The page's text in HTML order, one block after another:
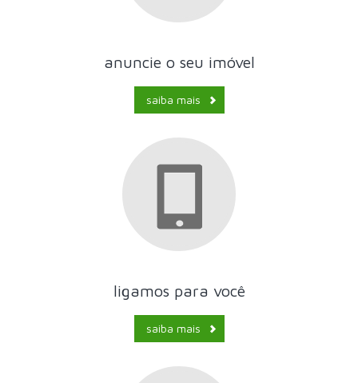
anuncie o seu imóvel
saiba mais
ligamos para você
saiba mais